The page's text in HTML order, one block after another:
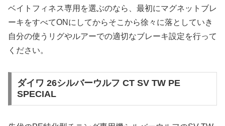
ベイトフィネス専用を選ぶのなら、最初にマグネットブレ
ーキをすべてONにしてからそこから徐々に落としていき
自分の使うリグやルアーでの適切なブレーキ設定を行って
ください。
ダイワ 26シルバーウルフ CT SV TW PE
SPECIAL